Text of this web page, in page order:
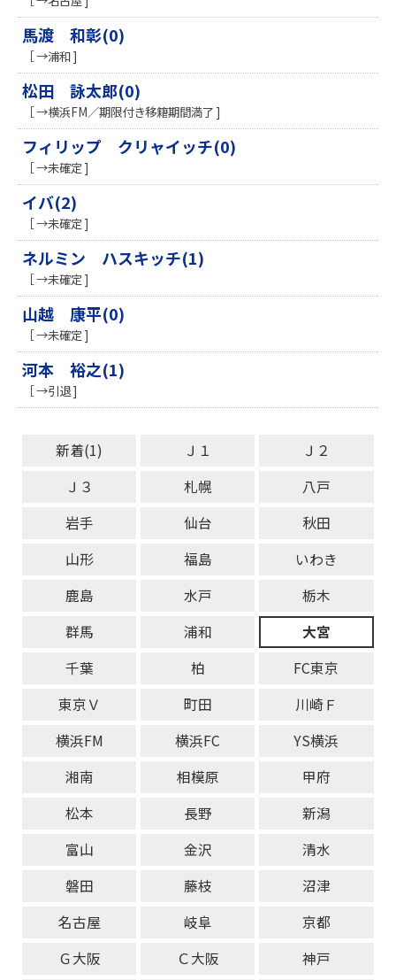
馬渡 和彰(0)
［ →浦和 ]
松田 詠太郎(0)
［ →横浜FM／期限付き移籍期間満了 ]
フィリップ クリャイッチ(0)
［ →未確定 ]
イバ(2)
［ →未確定 ]
ネルミン ハスキッチ(1)
［ →未確定 ]
山越 康平(0)
［ →未確定 ]
河本 裕之(1)
［ →引退 ]
新着(1) Ｊ１
Ｊ２
Ｊ３
札幌
八戸
岩手
仙台
秋田
山形
福島
いわき
鹿島
水戸
栃木
群馬
浦和
大宮
千葉
柏
FC東京
東京Ｖ
町田
川崎Ｆ
横浜FM
横浜FC
YS横浜
湘南
相模原
甲府
松本
長野
新潟
富山
金沢
清水
磐田
藤枝
沼津
名古屋
岐阜
京都
Ｇ大阪
Ｃ大阪
神戸